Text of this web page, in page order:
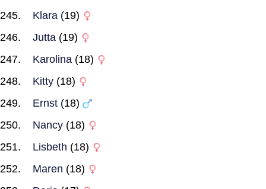
Klara (19)
Jutta (19)
Karolina (18)
Kitty (18)
Ernst (18)
Nancy (18)
Lisbeth (18)
Maren (18)